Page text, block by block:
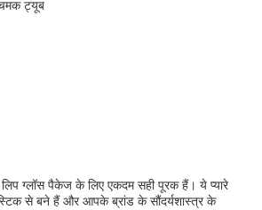
चमक ट्यूब
ग्लॉस पैकेज के लिए एकदम सही पूरक हैं। ये प्यारे
से बने हैं और आपके ब्रांड के सौंदर्यशास्त्र के